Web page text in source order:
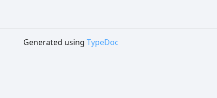
Generated using TypeDoc